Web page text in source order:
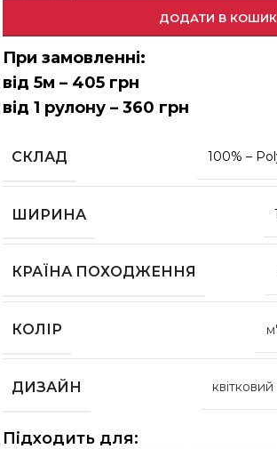
ДОДАТИ В КОШИК
При замовленні:
від 5м – 405 грн
від 1 рулону – 360 грн
СКЛАД 100% –
ШИРИНА
КРАЇНА ПОХОДЖЕННЯ
КОЛІР
ДИЗАЙН
Підходить для: